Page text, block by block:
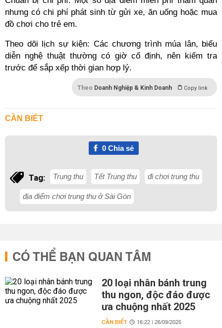
nhưng có chi phí phát sinh từ gửi xe, ăn uống hoặc mua
đồ chơi cho trẻ em.
Theo dõi lịch sự kiện: Các chương trình múa lân, biểu
diễn nghệ thuật thường có giờ cố định, nên kiểm tra
trước để sắp xếp thời gian hợp lý.
Theo Doanh Nghiệp & Kinh Doanh Copy link
CẦN BIẾT
0Chia sẻ
Tag: Trung thu Tết Trung thu đi chơi trung thu
địa điểm chơi trung thu ở Sài Gòn
CÓ THỂ BẠN QUAN TÂM
20 loại nhân bánh trung
thu ngon, độc đáo được
ưa chuộng nhất 2025
CẦN BIẾT 16:22 | 26/09/2025